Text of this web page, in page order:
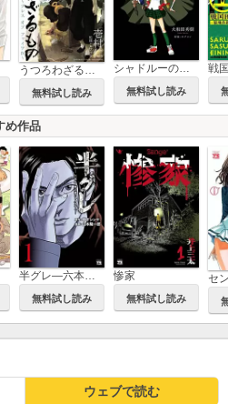
無料試し読み
シャドルーのベガさん
無料試し読み
め作品
半グレ―六本木 摩天楼のレクイエム―
無料試し読み
惨家
無料試し読み
セ
ウェブで読む